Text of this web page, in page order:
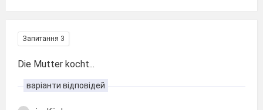
Запитання 3
Die Mutter kocht...
варіанти відповідей